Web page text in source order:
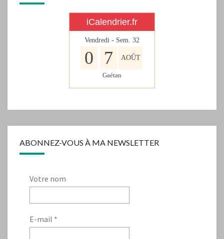
iCalendrier.fr
Vendredi - Sem. 32
0 7 AOÛT
Gaétan
ABONNEZ-VOUS À MA NEWSLETTER
Votre nom
E-mail *